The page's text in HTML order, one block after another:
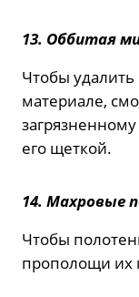
13. Оббитая
Чтобы
материале,
его щеткой.
14. Махровые
Чтобы
прополощи их